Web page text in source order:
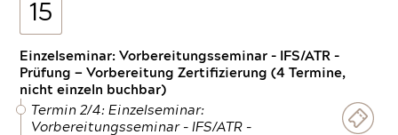
15
Einzelseminar: Vorbereitungsseminar - IFS/ATR -
Prüfung — Vorbereitung Zertifizierung (4 Termine,
nicht einzeln buchbar)
Termin 2/4: Einzelseminar:
Vorbereitungsseminar - IFS/ATR -